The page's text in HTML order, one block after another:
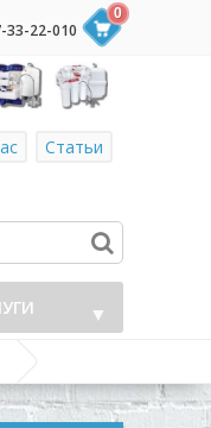
33-22-010
0
Статьи
▼
▼
монтажная